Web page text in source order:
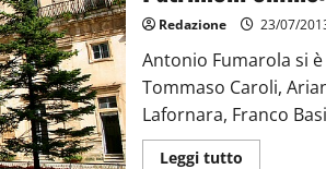
Redazione 23/07/
Antonio Fumarola si
Tommaso Caroli,
Lafornara, Franco
Leggi tutto